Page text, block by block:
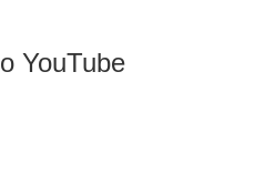
YouTube